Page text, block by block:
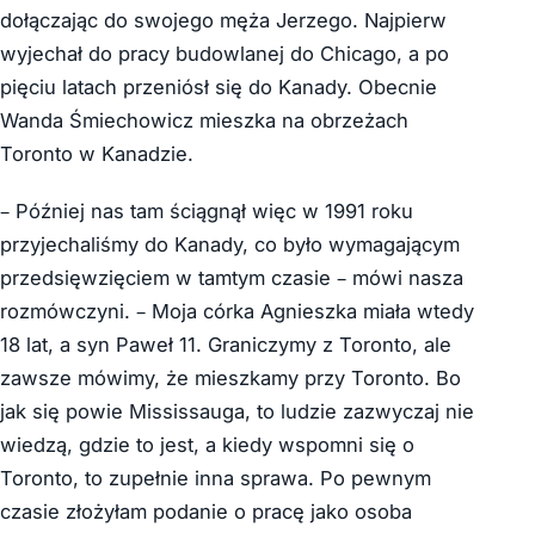
dołączając do swojego męża Jerzego. Najpierw
wyjechał do pracy budowlanej do Chicago, a po
pięciu latach przeniósł się do Kanady. Obecnie
Wanda Śmiechowicz mieszka na obrzeżach
Toronto w Kanadzie.
– Później nas tam ściągnął więc w 1991 roku
przyjechaliśmy do Kanady, co było wymagającym
przedsięwzięciem w tamtym czasie – mówi nasza
rozmówczyni. – Moja córka Agnieszka miała wtedy
18 lat, a syn Paweł 11. Graniczymy z Toronto, ale
zawsze mówimy, że mieszkamy przy Toronto. Bo
jak się powie Mississauga, to ludzie zazwyczaj nie
wiedzą, gdzie to jest, a kiedy wspomni się o
Toronto, to zupełnie inna sprawa. Po pewnym
czasie złożyłam podanie o pracę jako osoba